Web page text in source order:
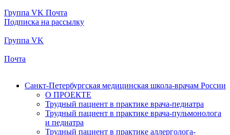
Группа VK Почта
Подписка на рассылку
Группа VK
Почта
Санкт-Петербургская медицинская школа-врачам России
О ПРОЕКТЕ
Трудный пациент в практике врача-педиатра
Трудный пациент в практике врача-пульмонолога
и педиатра
Трудный пациент в практике аллерголога-